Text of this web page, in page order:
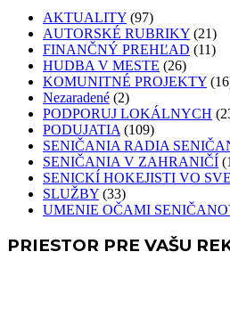
AKTUALITY (97)
AUTORSKÉ RUBRIKY (21)
FINANČNÝ PREHĽAD (11)
HUDBA V MESTE (26)
KOMUNITNÉ PROJEKTY
Nezaradené (2)
PODPORUJ LOKÁLNYCH
PODUJATIA(109)
SENIČANIA RADIA
SENIČANIA V ZAHRANIČÍ
SENICKÍ HOKEJISTI VO
SLUŽBY (33)
UMENIE OČAMI
PRIESTOR PRE VAŠU